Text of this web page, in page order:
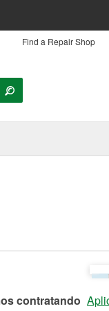
Find a Repair Shop
contratando